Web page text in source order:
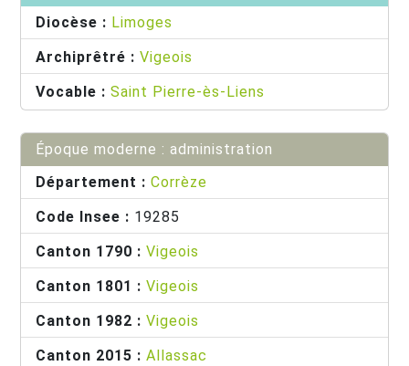
Diocèse : Limoges
Archiprêtré : Vigeois
Vocable : Saint Pierre-ès-Liens
Époque moderne : administration
Département : Corrèze
Code Insee : 19285
Canton 1790 : Vigeois
Canton 1801 : Vigeois
Canton 1982 : Vigeois
Canton 2015 : Allassac